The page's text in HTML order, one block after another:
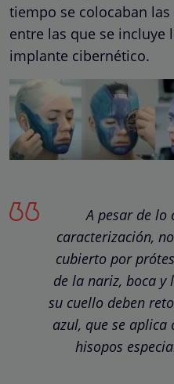
tiempo se colocaban
entre las que se incluye
implante cibernético.
A pesar de lo
caracterización,
cubierto por
de la nariz, boca
su cuello deben
azul, que se aplica
hisopos